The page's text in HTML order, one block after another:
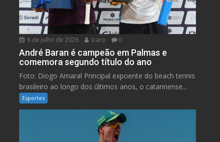
6 de julho de 2026 Icaro 0
André Baran é campeão em Palmas e
comemora segundo título do ano
Foto: Diogo Amaral Principal expoente do beach tennis
brasileiro ao longo dos últimos anos, o catarinense...
Esportes